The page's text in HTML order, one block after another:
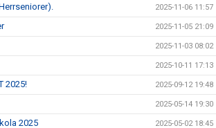
2025-11-06 11:57
2025-11-05 21:09
2025-11-03 08:02
2025-10-11 17:13
2025! 2025-09-12 19:48
2025-05-14 19:30
2025 2025-05-02 18:45